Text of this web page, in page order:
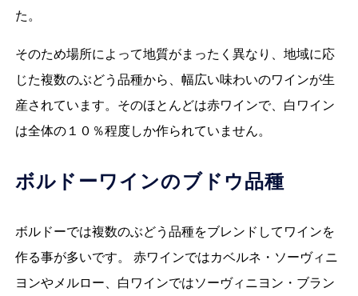
た。
そのため場所によって地質がまったく異なり、地域に応
じた複数のぶどう品種から、幅広い味わいのワインが生
産されています。そのほとんどは赤ワインで、白ワイン
は全体の１０％程度しか作られていません。
ボルドーワインのブドウ品種
ボルドーでは複数のぶどう品種をブレンドしてワインを
作る事が多いです。 赤ワインではカベルネ・ソーヴィニ
ヨンやメルロー、白ワインではソーヴィニヨン・ブラン